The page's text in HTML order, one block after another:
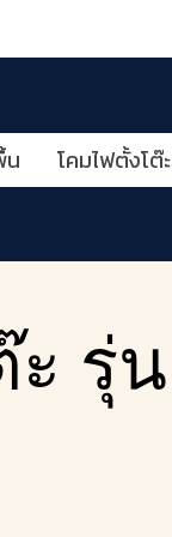
น โคมไฟตั้งโต๊ะ
รุ่น